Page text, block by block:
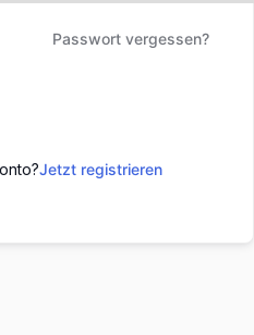
Passwort vergessen?
Jetzt registrieren